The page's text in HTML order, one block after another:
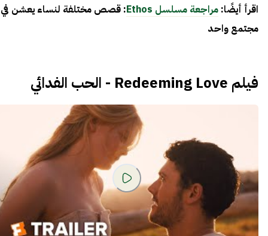
اقرأ أيضًا: مراجعة مسلسل Ethos
: قصص مختلفة لنساء يعشن في
مجتمع واحد
فيلم Redeeming Love - الحب الفدائي